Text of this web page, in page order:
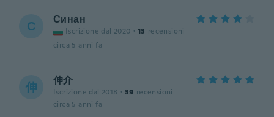
С Синан
Iscrizione dal 2020 · 13 recensioni
circa 5 anni fa
伸 伸介
Iscrizione dal 2018 · 39 recensioni
circa 5 anni fa